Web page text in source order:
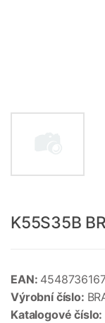
K55S35B
EAN:
Výrobní číslo:
Katalogové číslo: